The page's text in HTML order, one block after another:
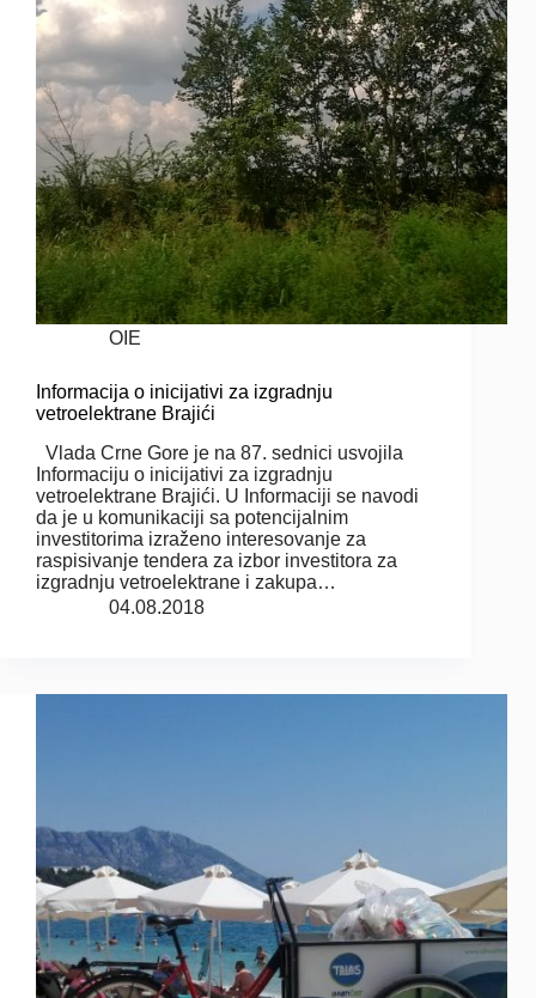
OIE
Informacija o inicijativi za izgradnju
vetroelektrane Brajići
Vlada Crne Gore je na 87. sednici usvojila
Informaciju o inicijativi za izgradnju
vetroelektrane Brajići. U Informaciji se navodi
da je u komunikaciji sa potencijalnim
investitorima izraženo interesovanje za
raspisivanje tendera za izbor investitora za
izgradnju vetroelektrane i zakupa…
04.08.2018